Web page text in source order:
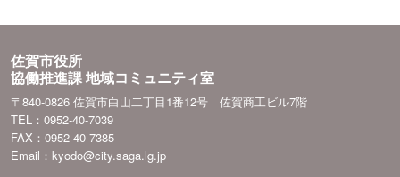
佐賀市役所
協働推進課 地域コミュニティ室
〒840-0826 佐賀市白山二丁目1番12号 佐賀商工ビル7階
TEL：0952-40-7039
FAX：0952-40-7385
Email：kyodo@city.saga.lg.jp